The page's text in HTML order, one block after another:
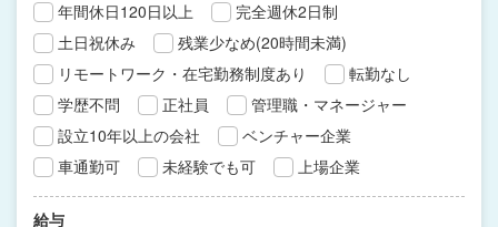
年間休日120日以上
完全週休2日制
土日祝休み
残業少なめ(20時間未満)
リモートワーク・在宅勤務制度あり
転勤なし
学歴不問
正社員
管理職・マネージャー
設立10年以上の会社
ベンチャー企業
車通勤可
未経験でも可 上場企業
給与